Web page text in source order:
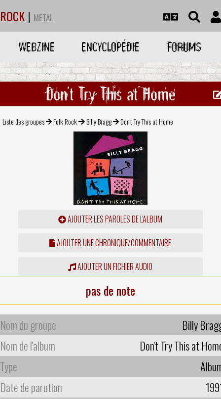
ROCK | METAL
WEBZINE ENCYCLOPÉDIE FORUMS
Don't Try This at Home
Liste des groupes Folk Rock Billy Bragg Don't Try This at Home
AJOUTER LES PAROLES DE L'ALBUM
AJOUTER UNE CHRONIQUE/COMMENTAIRE
AJOUTER UN FICHIER AUDIO
pas de note
Nom du groupe
Billy
Nom de l'album
Don't Try This at
Type
Date de parution